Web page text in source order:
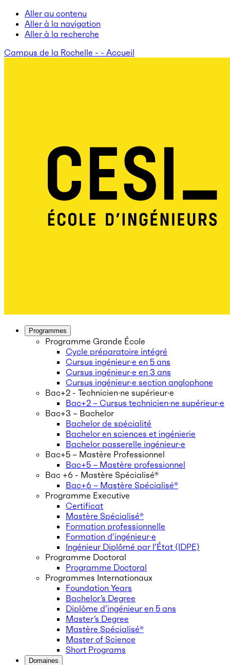
Aller au contenu
Aller à la navigation
Aller à la recherche
Campus de la Rochelle - - Accueil
Programmes
Programme Grande École
Cycle préparatoire intégré
Cursus ingénieur·e en 5 ans
Cursus ingénieur·e en 3 ans
Cursus ingénieur·e section anglophone
Bac+2 - Technicien·ne supérieur·e
Bac+2 – Cursus technicien·ne supérieur·e
Bac+3 – Bachelor
Bachelor de spécialité
Bachelor en sciences et ingénierie
Bachelor passerelle ingénieur·e
Bac+5 – Mastère Professionnel
Bac+5 – Mastère professionnel
Bac +6 - Mastère Spécialisé®
Bac+6 – Mastère Spécialisé®
Programme Executive
Certificat
Mastère Spécialisé®
Formation professionnelle
Formation d’ingénieur·e
Ingénieur Diplômé par l’État (IDPE)
Programme Doctoral
Programme Doctoral
Programmes Internationaux
Foundation Years
Bachelor’s Degree
Diplôme d’ingénieur en 5 ans
Master’s Degree
Mastère Spécialisé®
Master of Science
Short Programs
Domaines